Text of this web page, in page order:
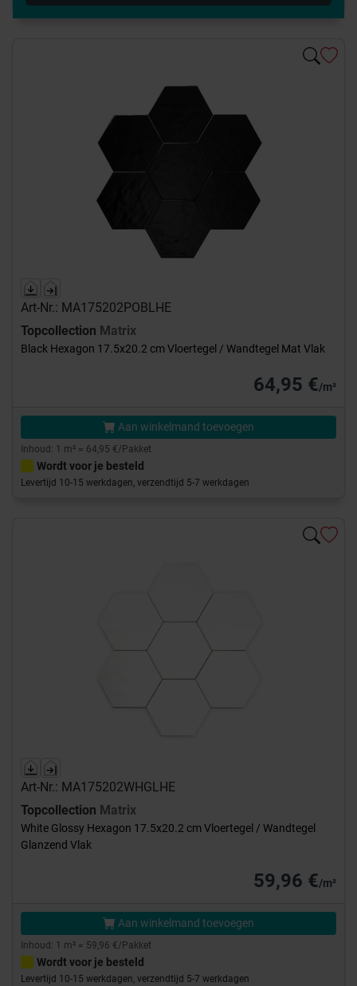
Art-Nr.: MA175202POBLHE
Topcollection Matrix
Black Hexagon 17.5x20.2 cm Vloertegel / Wandtegel Mat Vlak
64,95 €/m²
Aan winkelmand toevoegen
Inhoud: 1 m² = 64,95 €/Pakket
Wordt voor je besteld
Levertijd 10-15 werkdagen, verzendtijd 5-7 werkdagen
Art-Nr.: MA175202WHGLHE
Topcollection Matrix
White Glossy Hexagon 17.5x20.2 cm Vloertegel / Wandtegel
Glanzend Vlak
59,96 €/m²
Aan winkelmand toevoegen
Inhoud: 1 m² = 59,96 €/Pakket
Wordt voor je besteld
Levertijd 10-15 werkdagen, verzendtijd 5-7 werkdagen